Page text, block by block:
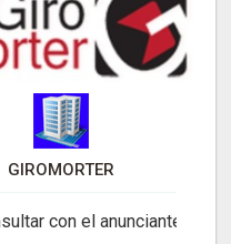
GIROMORTER
con el anunciante